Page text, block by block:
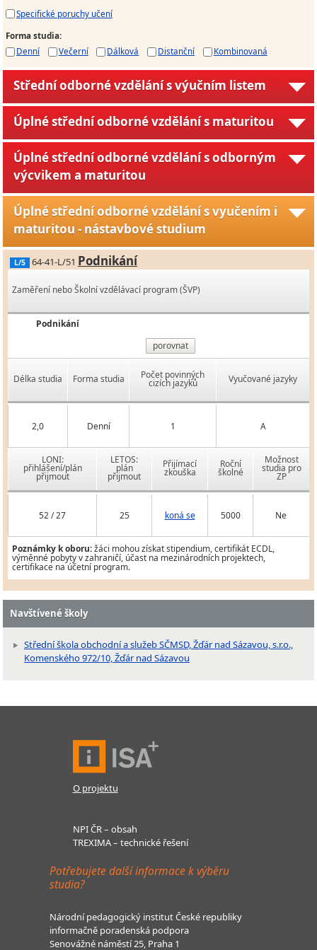
Specifické poruchy učení
Forma studia:
Denní
Večerní Dálková Distanční Kombinovaná
Střední odborné vzdělání s výučním listem
Úplné střední odborné vzdělání s maturitou
Úplné střední odborné vzdělání s odborným
výcvikem a maturitou
Úplné střední odborné vzdělání s vyučením i
maturitou - nástavbové studium
L/5 64-41-L/51 Podnikání
Zaměření nebo Školní vzdělávací program (ŠVP)
Podnikání
porovnat
Délka studia Forma studia Počet povinných
cizích jazyků Vyučované jazyky
2,0 Denní 1 A
LONI:
přihlášení/plán
přijmout
LETOS:
plán
přijmout
Přijímací
zkouška
Roční
školné
Možnost
studia pro
ZP
52 / 27 25 koná se 5000 Ne
Poznámky k oboru:žáci mohou získat stipendium, certifikát ECDL,
výměnné pobyty v zahraničí, účast na mezinárodních projektech,
certifikace na účetní program.
Navštívené školy
Střední škola obchodní a služeb SČMSD, Žďár nad Sázavou, s.r.o.,
Komenského 972/10, Žďár nad Sázavou
O projektu
NPI ČR – obsah
TREXIMA – technické řešení
Potřebujete další informace k výběru
studia?
Národní pedagogický institut České republiky
informačně poradenská podpora
Senovážné náměstí 25, Praha 1